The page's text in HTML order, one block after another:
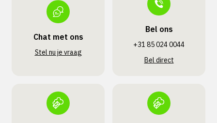
Chat met ons
Stel nu je vraag
Bel ons
+31 85 024 0044
Bel direct